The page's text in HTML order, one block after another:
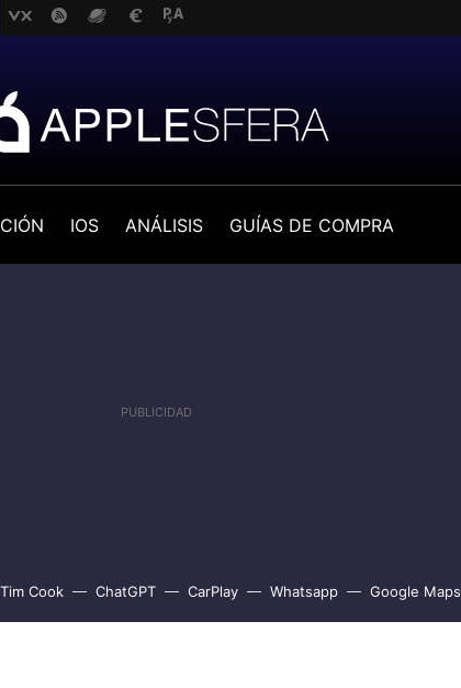
IOS ANÁLISIS GUÍAS DE COMPRA
Tim Cook ChatGPT CarPlay Whatsapp Google Maps